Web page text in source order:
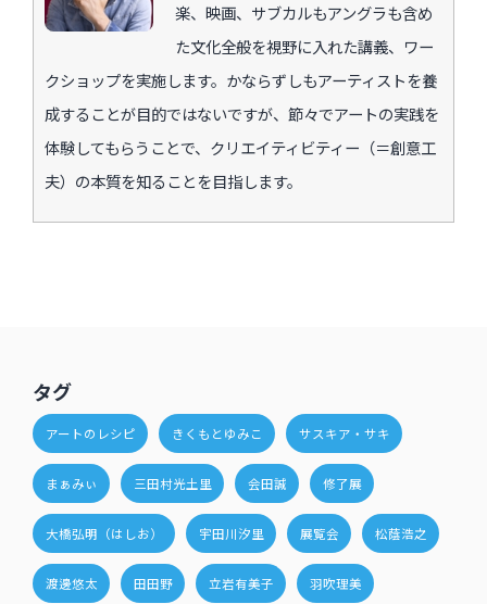
楽、映画、サブカルもアングラも含め
た文化全般を視野に入れた講義、ワー
クショップを実施します。かならずしもアーティストを養
成することが目的ではないですが、節々でアートの実践を
体験してもらうことで、クリエイティビティー（＝創意工
夫）の本質を知ることを目指します。
タグ
アートのレシピ きくもとゆみこ サスキア・サキ
まぁみぃ 三田村光土里 会田誠 修了展
大橋弘明（はしお） 宇田川汐里 展覧会 松蔭浩之
渡邊悠太 田田野 立岩有美子 羽吹理美